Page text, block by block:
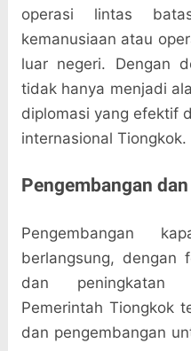
operasi lintas
kemanusiaan atau
luar negeri. Dengan
tidak hanya menjadi
diplomasi yang efektif
internasional Tiongkok.
Pengembangan
Pengembangan
berlangsung, dengan
dan peningkatan
Pemerintah Tiongkok
dan pengembangan